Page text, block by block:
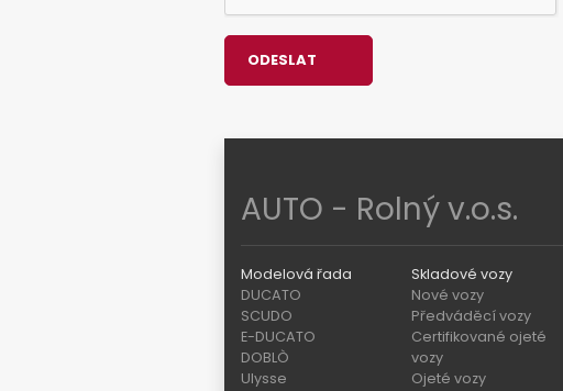
ODESLAT
AUTO - Rolný v.o.s.
Modelová řada
DUCATO
SCUDO
E-DUCATO
DOBLÒ
Ulysse
Skladové vozy
Nové vozy
Předváděcí vozy
Certifikované ojeté
vozy
Ojeté vozy